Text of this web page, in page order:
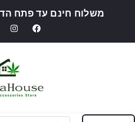
משלוח חינם עד פתח